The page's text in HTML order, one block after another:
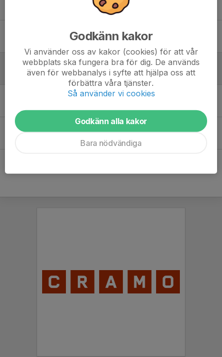
Cup i Kungälv 14 September
27 aug 2025 0
Julklapp till spelare
28 nov 2024 0
Schema höstlovscamp
Godkänn kakor
Vi använder oss av kakor (cookies) för att vår
webbplats ska fungera bra för dig. De används
även för webbanalys i syfte att hjälpa oss att
förbättra våra tjänster.
Så använder vi cookies
Godkänn alla kakor
Bara nödvändiga